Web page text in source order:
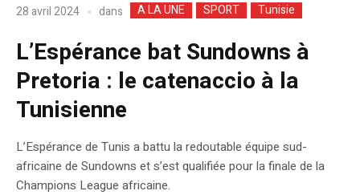
28 avril 2024 dans A LA UNE SPORT Tunisie
L’Espérance bat Sundowns à
Pretoria : le catenaccio à la
Tunisienne
L’Espérance de Tunis a battu la redoutable équipe sud-
africaine de Sundowns et s’est qualifiée pour la finale de la
Champions League africaine.